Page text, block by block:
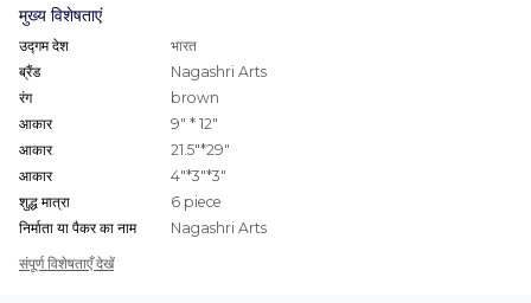
मुख्य विशेषताएं
उद्गम देश
भारत
ब्रैंड
Nagashri Arts
रंग
brown
आकार
9" * 12"
आकार
21.5"*29"
आकार
4"*3"*3"
शुद्ध मात्रा
6 piece
निर्माता या पैकर का नाम
Nagashri Arts
संपूर्ण विशेषताएँ देखें